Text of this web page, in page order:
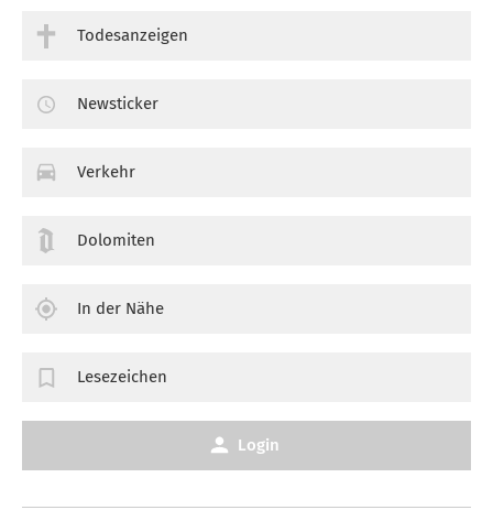
Todesanzeigen
Newsticker
Verkehr
Dolomiten
In der Nähe
Lesezeichen
Login